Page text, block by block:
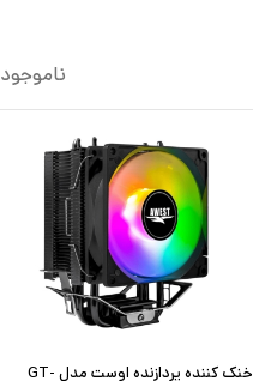
ناموجود
خنک کننده پردازنده اوست مدل GT-